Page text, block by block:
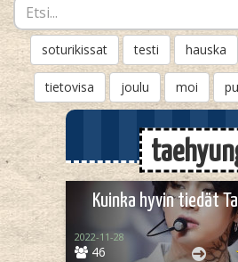
soturikissat testi hauska
tietovisa joulu moi
Kuinka hyvin tiedät
46
2022-11-28